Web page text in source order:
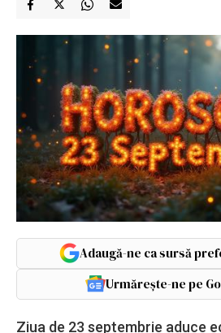
Adaugă-ne ca sursă
Urmărește-ne pe
Ziua de 23 septembrie aduce